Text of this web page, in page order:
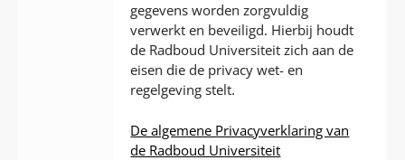
gegevens worden zorgvuldig
verwerkt en beveiligd. Hierbij houdt
de Radboud Universiteit zich aan de
eisen die de privacy wet- en
regelgeving stelt.
De algemene Privacyverklaring van
de Radboud Universiteit